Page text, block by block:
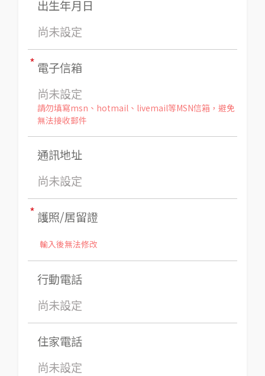
出生年月日
尚未設定
* 電子信箱
尚未設定
請勿填寫msn、hotmail、livemail等MSN信箱，避免
無法接收郵件
通訊地址
尚未設定
* 護照/居留證
輸入後無法修改
行動電話
尚未設定
住家電話
尚未設定